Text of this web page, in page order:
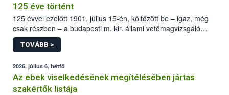
125 éve történt
125 évvel ezelőtt 1901. július 15-én, költözött be – igaz, még
csak részben – a budapesti m. kir. állami vetőmagvizsgáló
állomás a Kis Rókus utca 15. szám alatti, Czigler Győző által
tervezett új épületébe.
TOVÁBB >
2026. július 6, hétfő
Az ebek viselkedésének megítélésében jártas
szakértők listája